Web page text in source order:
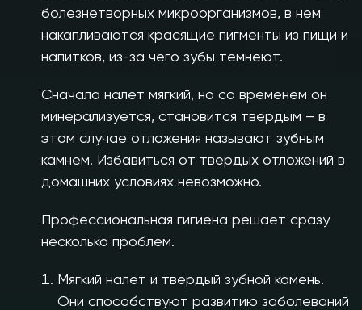
болезнетворных микроорганизмов, в нем
накапливаются красящие пигменты из пищи и
напитков, из-за чего зубы темнеют.
Сначала налет мягкий, но со временем он
минерализуется, становится твердым – в
этом случае отложения называют зубным
камнем. Избавиться от твердых отложений в
домашних условиях невозможно.
Профессиональная гигиена решает сразу
несколько проблем.
Мягкий налет и твердый зубной камень.
Они способствуют развитию заболеваний